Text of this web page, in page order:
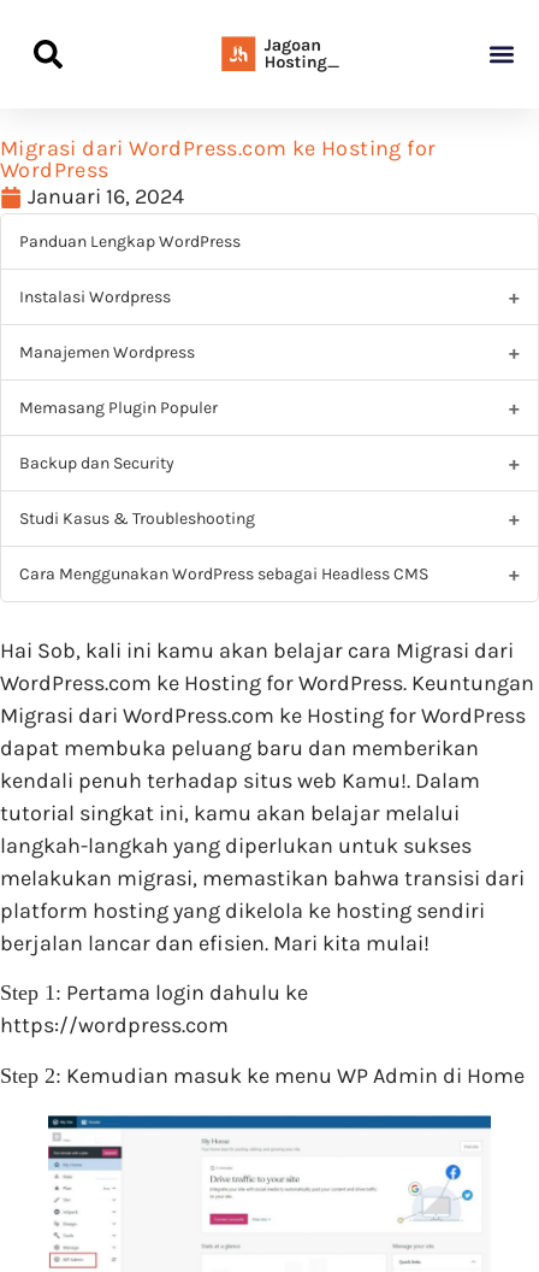
Migrasi dari WordPress.com ke Hosting for
WordPress
Januari 16, 2024
Panduan Lengkap WordPress
Instalasi Wordpress
Manajemen Wordpress
Memasang Plugin Populer
Backup dan Security
Studi Kasus & Troubleshooting
Cara Menggunakan WordPress sebagai Headless CMS
Hai Sob, kali ini kamu akan belajar cara Migrasi dari
WordPress.com ke Hosting for WordPress. Keuntungan
Migrasi dari WordPress.com ke Hosting for WordPress
dapat membuka peluang baru dan memberikan
kendali penuh terhadap situs web Kamu!. Dalam
tutorial singkat ini, kamu akan belajar melalui
langkah-langkah yang diperlukan untuk sukses
melakukan migrasi, memastikan bahwa transisi dari
platform hosting yang dikelola ke hosting sendiri
berjalan lancar dan efisien. Mari kita mulai!
Step 1: Pertama login dahulu ke
https://wordpress.com
Step 2: Kemudian masuk ke menu WP Admin di Home